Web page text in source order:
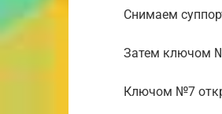
Снимаем
Затем ключом
Ключом №7